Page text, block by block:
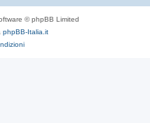
© phpBB Limited
phpBB-Italia.it